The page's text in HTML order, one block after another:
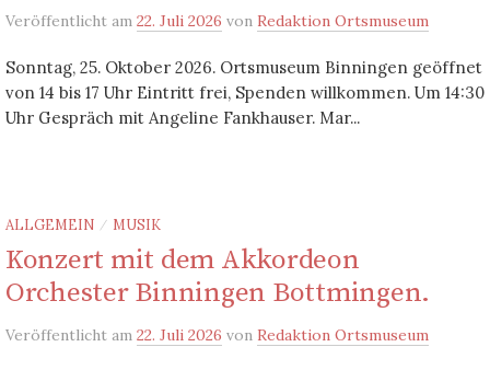
Veröffentlicht am 22. Juli 2026 von Redaktion Ortsmuseum
Sonntag, 25. Oktober 2026. Ortsmuseum Binningen geöffnet
von 14 bis 17 Uhr Eintritt frei, Spenden willkommen. Um 14:30
Uhr Gespräch mit Angeline Fankhauser. Mar...
ALLGEMEIN / MUSIK
Konzert mit dem Akkordeon
Orchester Binningen Bottmingen.
Veröffentlicht am 22. Juli 2026 von Redaktion Ortsmuseum